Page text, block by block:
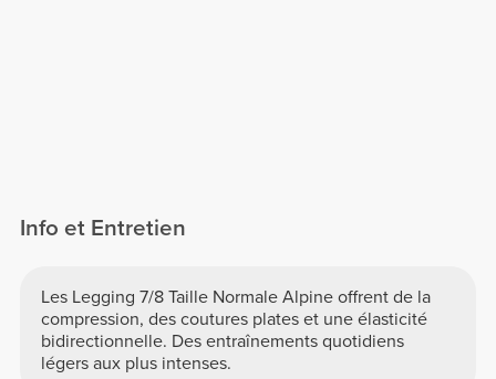
Info et Entretien
Les Legging 7/8 Taille Normale Alpine offrent de la
compression, des coutures plates et une élasticité
bidirectionnelle. Des entraînements quotidiens
légers aux plus intenses.